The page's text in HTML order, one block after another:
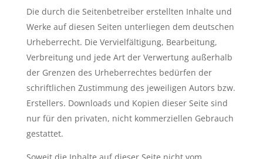
Die durch die Seitenbetreiber erstellten Inhalte und
Werke auf diesen Seiten unterliegen dem deutschen
Urheberrecht. Die Vervielfältigung, Bearbeitung,
Verbreitung und jede Art der Verwertung außerhalb
der Grenzen des Urheberrechtes bedürfen der
schriftlichen Zustimmung des jeweiligen Autors bzw.
Erstellers. Downloads und Kopien dieser Seite sind
nur für den privaten, nicht kommerziellen Gebrauch
gestattet.